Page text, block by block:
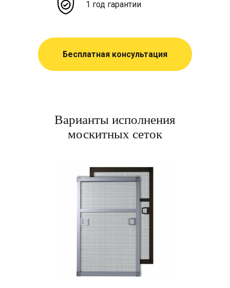
1 год гарантии
Бесплатная консультация
Варианты исполнения
москитных сеток